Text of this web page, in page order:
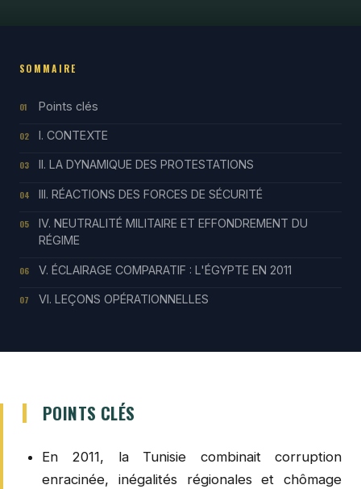
SOMMAIRE
01 Points clés
02 I. CONTEXTE
03 II. LA DYNAMIQUE DES PROTESTATIONS
04 III. RÉACTIONS DES FORCES DE SÉCURITÉ
05
IV. NEUTRALITÉ MILITAIRE ET EFFONDREMENT DU
RÉGIME
06 V. ÉCLAIRAGE COMPARATIF : L'ÉGYPTE EN 2011
07 VI. LEÇONS OPÉRATIONNELLES
POINTS CLÉS
En 2011, la Tunisie combinait corruption
enracinée, inégalités régionales et chômage